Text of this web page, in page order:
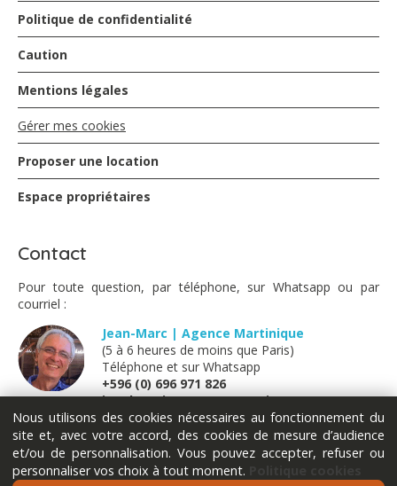
Politique de confidentialité
Caution
Mentions légales
Gérer mes cookies
Proposer une location
Espace propriétaires
Contact
Pour toute question, par téléphone, sur Whatsapp ou par
courriel :
Jean-Marc | Agence Martinique
(5 à 6 heures de moins que Paris)
Téléphone et sur Whatsapp
+596 (0) 696 971 826
jm@locations-vue-turquoise.com
Marion | France métropolitaine
(Lundi - Mardi - Jeudi - Vendredi)
Téléphone et sur Whatsapp
Nous utilisons des cookies nécessaires au fonctionnement du
site et, avec votre accord, des cookies de mesure d’audience
et/ou de personnalisation. Vous pouvez accepter, refuser ou
personnaliser vos choix à tout moment.